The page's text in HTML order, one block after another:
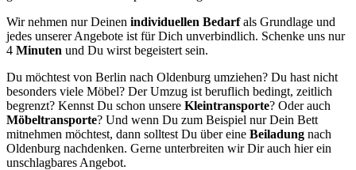
Wir nehmen nur Deinen individuellen Bedarfals Grundlage und
jedes unserer Angebote ist für Dich unverbindlich. Schenke uns nur
4 Minuten und Du wirst begeistert sein.
Du möchtest von Berlin nach Oldenburg umziehen? Du hast nicht
besonders viele Möbel? Der Umzug ist beruflich bedingt, zeitlich
begrenzt? Kennst Du schon unsere Kleintransporte? Oder auch
Möbeltransporte? Und wenn Du zum Beispiel nur Dein Bett
mitnehmen möchtest, dann solltest Du über eine Beiladung nach
Oldenburg nachdenken. Gerne unterbreiten wir Dir auch hier ein
unschlagbares Angebot.